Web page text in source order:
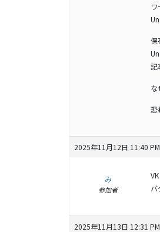
保
記
な
恐
2025年11月12日 11:40 PM
み
参加者
バ
2025年11月13日 12:31 PM